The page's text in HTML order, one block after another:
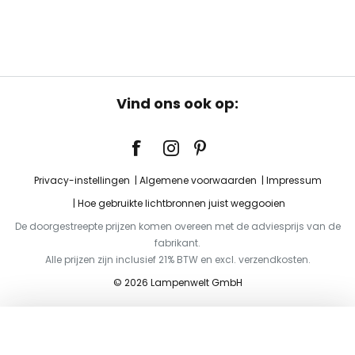
Vind ons ook op:
Privacy-instellingen Algemene voorwaarden
Impressum
Hoe gebruikte lichtbronnen juist weggooien
De doorgestreepte prijzen komen overeen met de adviesprijs van de
fabrikant.
Alle prijzen zijn inclusief 21% BTW en excl. verzendkosten.
© 2026 Lampenwelt GmbH